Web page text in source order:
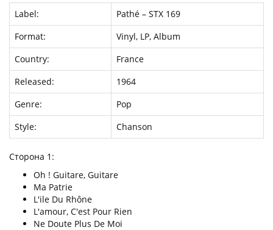
Label:
Pathé ‎– STX 169
Format:
Vinyl, LP, Album
Country:
France
Released:
1964
Genre:
Pop
Style:
Chanson
Сторона 1:
Oh ! Guitare, Guitare
Ma Patrie
L'ile Du Rhône
L'amour, C'est Pour Rien
Ne Doute Plus De Moi